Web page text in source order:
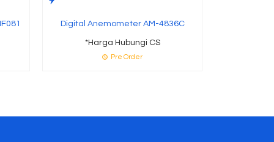
Digital Anemometer AM-4836C
*Harga Hubungi CS
Pre Order